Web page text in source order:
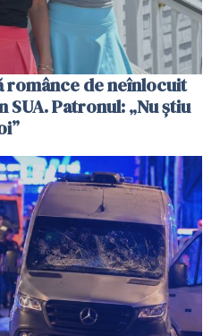
românce de neînlocuit
Patronul: „Nu știu